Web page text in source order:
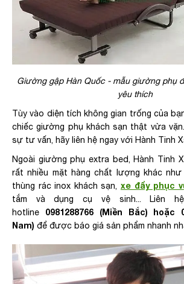
Giường gập Hàn Quốc - mẫu giường phụ
yêu thích
Tùy vào diện tích không gian trống của
chiếc giường phụ khách sạn thật vừa
sự tư vấn, hãy liên hệ ngay với Hành Tinh
Ngoài giường phụ extra bed, Hành Tinh
rất nhiều mặt hàng chất lượng khác như
thùng rác inox khách sạn, xe đẩy phục
tắm và dụng cụ vệ sinh... Liên
hotline 0981288766 (Miền Bắc) hoặc
Nam) để được báo giá sản phẩm nhanh